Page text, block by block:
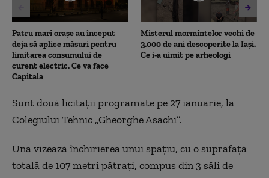
Patru mari orașe au început
deja să aplice măsuri pentru
limitarea consumului de
curent electric. Ce va face
Capitala
Misterul mormintelor vechi de
3.000 de ani descoperite la Iași.
Ce i-a uimit pe arheologi
Sunt două licitaţii programate pe 27 ianuarie, la
Colegiului Tehnic „Gheorghe Asachi”.
Una vizează închirierea unui spaţiu, cu o suprafaţă
totală de 107 metri pătraţi, compus din 3 săli de